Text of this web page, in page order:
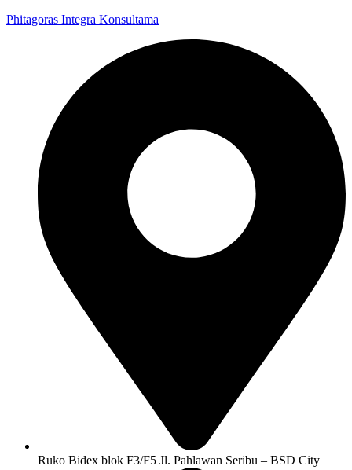
Phitagoras Integra Konsultama
Ruko Bidex blok F3/F5 Jl. Pahlawan Seribu – BSD City